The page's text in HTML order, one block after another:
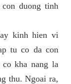
duong tinh
kinh hien vi
tu co da con
kha nang la
thu. Ngoai ra,